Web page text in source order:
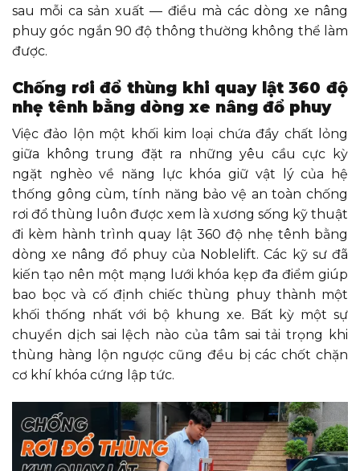
sau mỗi ca sản xuất — điều mà các dòng xe nâng
phuy góc ngắn 90 độ thông thường không thể làm
được.
Chống rơi đổ thùng khi quay lật 360 độ
nhẹ tênh bằng dòng xe nâng đổ phuy
Việc đảo lộn một khối kim loại chứa đầy chất lỏng
giữa không trung đặt ra những yêu cầu cực kỳ
ngặt nghèo về năng lực khóa giữ vật lý của hệ
thống gông cùm, tính năng bảo vệ an toàn chống
rơi đổ thùng luôn được xem là xương sống kỹ thuật
đi kèm hành trình quay lật 360 độ nhẹ tênh bằng
dòng xe nâng đổ phuy của Noblelift. Các kỹ sư đã
kiến tạo nên một mạng lưới khóa kẹp đa điểm giúp
bao bọc và cố định chiếc thùng phuy thành một
khối thống nhất với bộ khung xe. Bất kỳ một sự
chuyển dịch sai lệch nào của tâm sai tải trọng khi
thùng hàng lộn ngược cũng đều bị các chốt chặn
cơ khí khóa cứng lập tức.